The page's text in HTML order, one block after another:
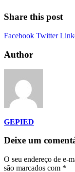
Share this post
Facebook Twitter
Author
GEPIED
Deixe um
O seu endereço de e-
são marcados com *